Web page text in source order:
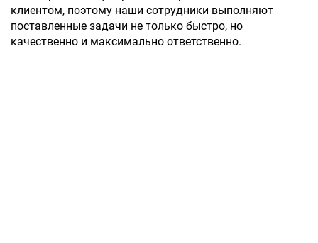
клиентом, поэтому наши сотрудники выполняют
поставленные задачи не только быстро, но
качественно и максимально ответственно.